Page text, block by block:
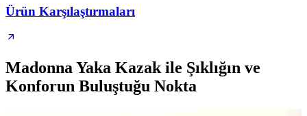
Ürün Karşılaştırmaları
Madonna Yaka Kazak ile Şıklığın ve
Konforun Buluştuğu Nokta